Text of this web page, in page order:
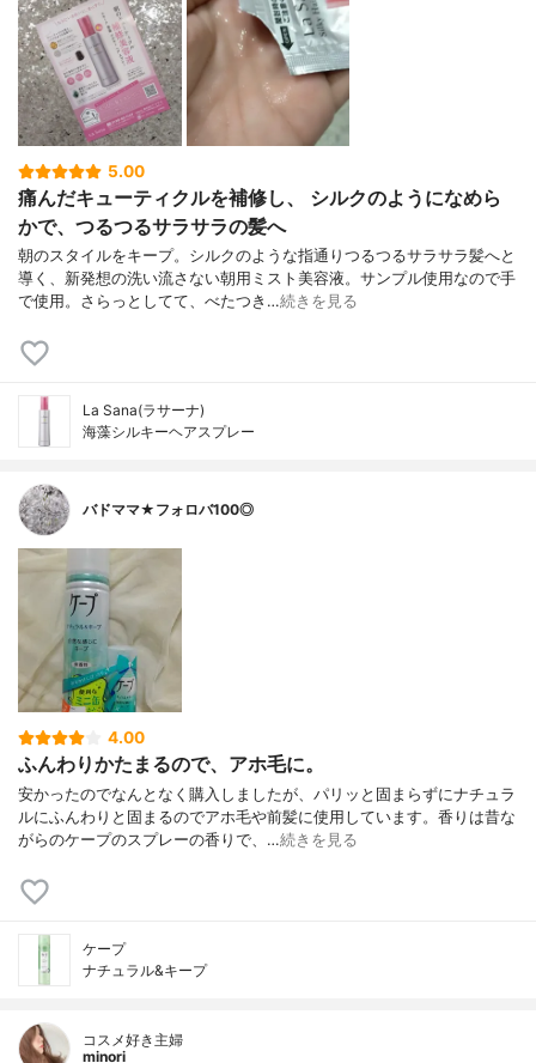
5.00
痛んだキューティクルを補修し、 シルクのようになめら
かで、つるつるサラサラの髪へ
朝のスタイルをキープ。シルクのような指通りつるつるサラサラ髪へと
導く、新発想の洗い流さない朝用ミスト美容液。サンプル使用なので手
で使用。さらっとしてて、べたつき…続きを見る
La Sana(ラサーナ)
海藻シルキーヘアスプレー
バドママ★フォロバ100◎
4.00
ふんわりかたまるので、アホ毛に。
安かったのでなんとなく購入しましたが、パリッと固まらずにナチュラ
ルにふんわりと固まるのでアホ毛や前髪に使用しています。香りは昔な
がらのケープのスプレーの香りで、…続きを見る
ケープ
ナチュラル&キープ
コスメ好き主婦
minori